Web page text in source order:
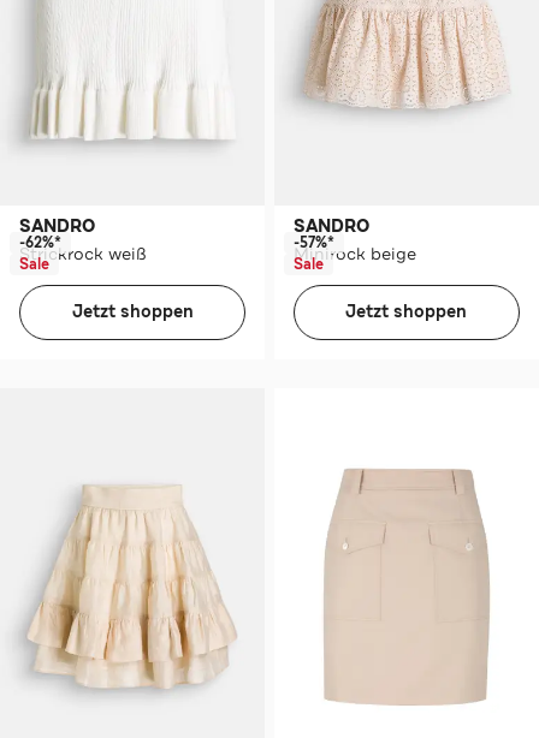
SANDRO
Strickrock weiß
-62%*
Sale
Jetzt shoppen
SANDRO
Minirock beige
-57%*
Sale
Jetzt shoppen